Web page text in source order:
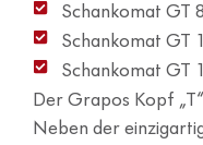
Schankomat GT 8
Schankomat GT
Schankomat GT
Der Grapos Kopf
Neben der